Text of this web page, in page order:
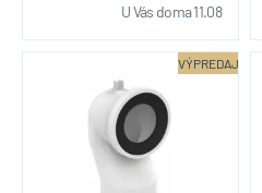
U Vás doma 11.08
VÝPREDAJ